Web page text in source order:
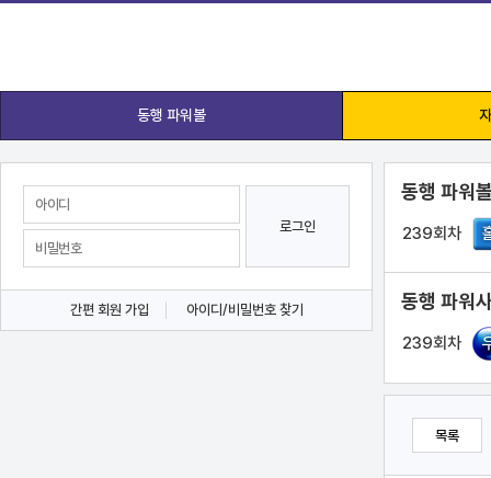
동행 파워볼
로그인
간편 회원 가입 아이디/비밀번호 찾기
동행 파워
239회차
동행 파워
239회차
목록